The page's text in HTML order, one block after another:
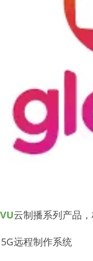
云制播系列产品
5G远程制作系统